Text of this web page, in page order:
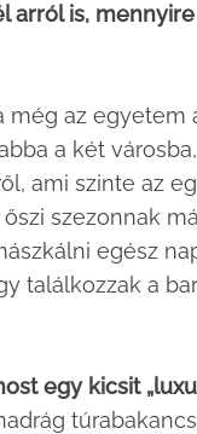
arról is,
az egyetem
a két
ami szinte az
szezonnak
egész
találkozzak a
egy kicsit